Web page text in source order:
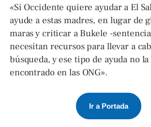
«Si Occidente quiere ayudar a El
ayude a estas madres, en lugar de
maras y criticar a Bukele -
necesitan recursos para llevar a
búsqueda, y ese tipo de ayuda no
encontrado en las ONG».
Ir a Portada